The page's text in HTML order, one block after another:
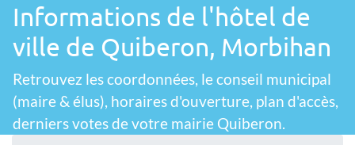
Informations de l'hôtel de
ville de Quiberon, Morbihan
Retrouvez les coordonnées, le conseil municipal
(maire & élus), horaires d'ouverture, plan d'accès,
derniers votes de votre mairie Quiberon.